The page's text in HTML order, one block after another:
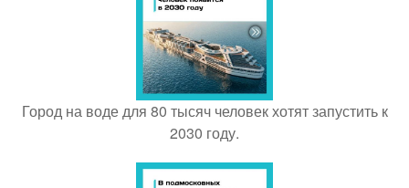
Город на воде для 80 тысяч человек хотят запустить к
2030 году.